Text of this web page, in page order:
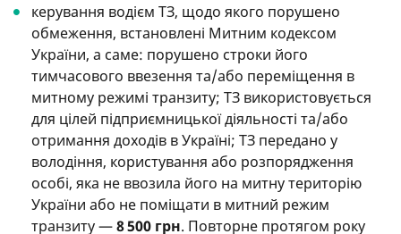
керування водієм ТЗ, щодо якого порушено
обмеження, встановлені Митним кодексом
України, а саме: порушено строки його
тимчасового ввезення та/або переміщення в
митному режимі транзиту; ТЗ використовується
для цілей підприємницької діяльності та/або
отримання доходів в Україні; ТЗ передано у
володіння, користування або розпорядження
особі, яка не ввозила його на митну територію
України або не поміщати в митний режим
транзиту —8 500 грн. Повторне протягом року